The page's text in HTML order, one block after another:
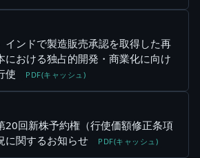
インドで製造販売承認を取得した再
における独占的開発・商業化に向け
使
PDF(キャッシュ)
20回新株予約権（行使価額修正条項
に関するお知らせ
PDF(キャッシュ)